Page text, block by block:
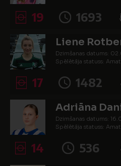
19 1693
Liene
Dzimšanas datums:
Spēlētāja statuss:
17 1482
Adriāna
Dzimšanas datums:
Spēlētāja statuss:
14 536